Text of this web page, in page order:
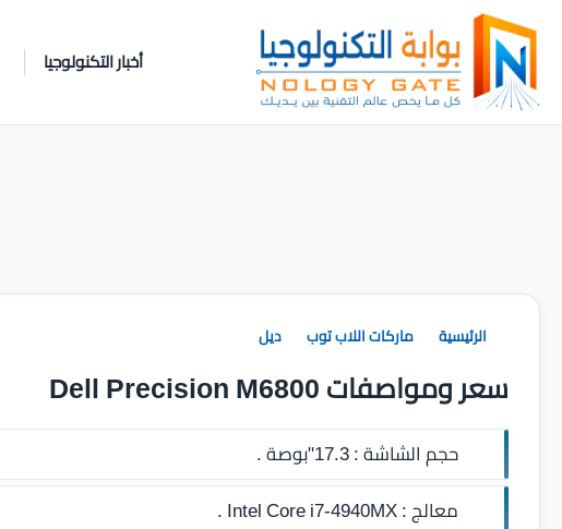
أخبار التكنولوجيا
الرئيسية ماركات اللاب توب ديل
سعر ومواصفات Dell Precision M6800
حجم الشاشة :17.3"بوصة .
معالج :Intel Core i7-4940MX .